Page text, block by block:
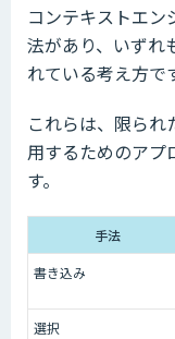
コンテキストエ
法があり、いずれ
れている考え方で
これらは、限ら
用するためのアプ
す。
手法
書き込み
選択